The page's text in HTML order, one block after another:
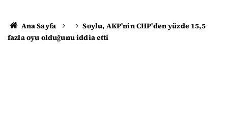
Ana Sayfa
Soylu, AKP'nin CHP'den yüzde 15,5
fazla oyu olduğunu iddia etti